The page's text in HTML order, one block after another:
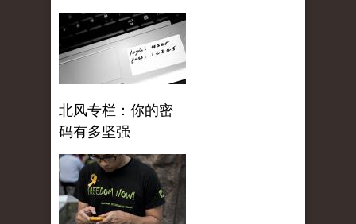
北风专栏：你的密
码有多坚强